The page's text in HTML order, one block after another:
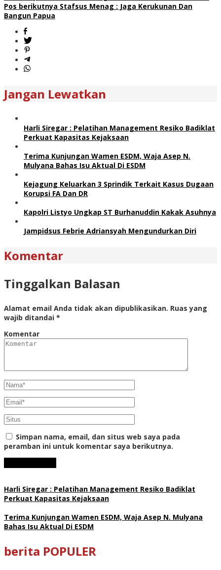
pos
Pos berikutnya Stafsus Menag : Jaga Kerukunan Dan
Bangun Papua
Jangan Lewatkan
Harli Siregar : Pelatihan Management Resiko Badiklat
Perkuat Kapasitas Kejaksaan
Terima Kunjungan Wamen ESDM, Waja Asep N.
Mulyana Bahas Isu Aktual Di ESDM
Kejagung Keluarkan 3 Sprindik Terkait Kasus Dugaan
Korupsi FA Dan DR
Kapolri Listyo Ungkap ST Burhanuddin Kakak Asuhnya
Jampidsus Febrie Adriansyah Mengundurkan Diri
Komentar
Tinggalkan Balasan
Alamat email Anda tidak akan dipublikasikan. Ruas yang
wajib ditandai *
Komentar
Simpan nama, email, dan situs web saya pada
peramban ini untuk komentar saya berikutnya.
Harli Siregar : Pelatihan Management Resiko Badiklat
Perkuat Kapasitas Kejaksaan
Terima Kunjungan Wamen ESDM, Waja Asep N. Mulyana
Bahas Isu Aktual Di ESDM
berita POPULER